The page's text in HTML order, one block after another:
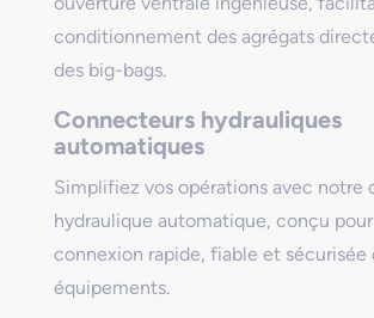
conditionnement des agrégats
des big-bags.
Connecteurs hydrauliques
automatiques
Simplifiez vos opérations avec notre
hydraulique automatique, conçu
connexion rapide, fiable et sécurisée
équipements.